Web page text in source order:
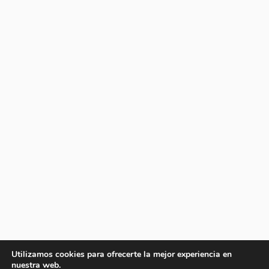
Utilizamos cookies para ofrecerte la mejor experiencia en
nuestra web.